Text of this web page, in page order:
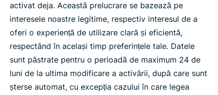
activat deja. Această prelucrare se bazează pe
interesele noastre legitime, respectiv interesul de a
oferi o experiență de utilizare clară și eficientă,
respectând în același timp preferințele tale. Datele
sunt păstrate pentru o perioadă de maximum 24 de
luni de la ultima modificare a activării, după care sunt
șterse automat, cu excepția cazului în care legea